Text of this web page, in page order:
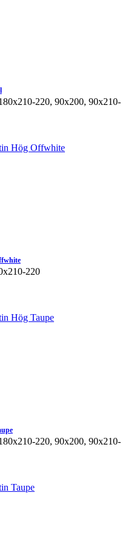
220, 90x200, 90x210-
220
220, 90x200, 90x210-